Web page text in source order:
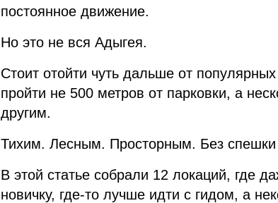
постоянное движение.
Но это не вся Адыгея.
Стоит отойти чуть дальше от
пройти не 500 метров от парковки, а
другим.
Тихим. Лесным. Просторным. Без
В этой статье собрали 12 локаций, где
новичку, где-то лучше идти с гидом, а